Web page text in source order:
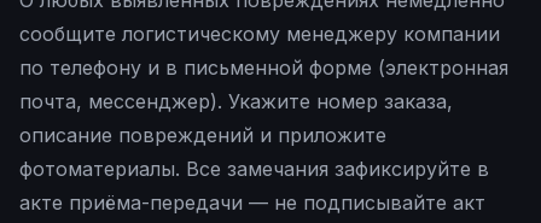
сообщите логистическому менеджеру компании
по телефону и в письменной форме (электронная
почта, мессенджер). Укажите номер заказа,
описание повреждений и приложите
фотоматериалы. Все замечания зафиксируйте в
акте приёма-передачи — не подписывайте акт